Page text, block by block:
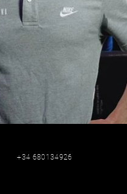
+34 680134926